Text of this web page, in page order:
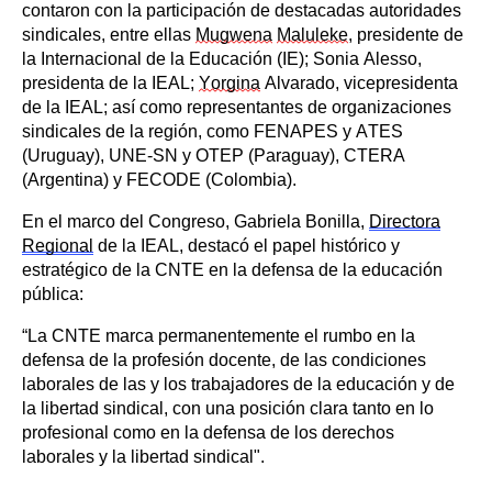
contaron con la participación de destacadas autoridades
sindicales, entre ellas Mugwena Maluleke, presidente de
la Internacional de la Educación (IE); Sonia Alesso,
presidenta de la IEAL; Yorgina Alvarado, vicepresidenta
de la IEAL; así como representantes de organizaciones
sindicales de la región, como FENAPES y ATES
(Uruguay), UNE-SN y OTEP (Paraguay), CTERA
(Argentina) y FECODE (Colombia).
En el marco del Congreso, Gabriela Bonilla, Directora
Regional de la IEAL, destacó el papel histórico y
estratégico de la CNTE en la defensa de la educación
pública:
“La CNTE marca permanentemente el rumbo en la
defensa de la profesión docente, de las condiciones
laborales de las y los trabajadores de la educación y de
la libertad sindical, con una posición clara tanto en lo
profesional como en la defensa de los derechos
laborales y la libertad sindical".